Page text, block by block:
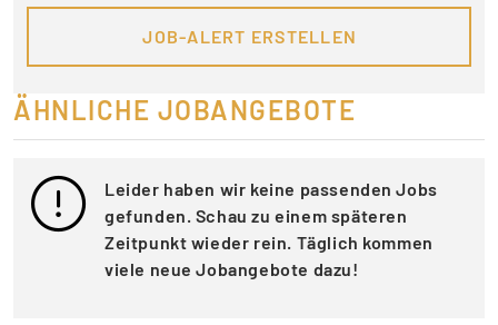
JOB-ALERT ERSTELLEN
ÄHNLICHE JOBANGEBOTE
Leider haben wir keine passenden Jobs
gefunden. Schau zu einem späteren
Zeitpunkt wieder rein. Täglich kommen
viele neue Jobangebote dazu!